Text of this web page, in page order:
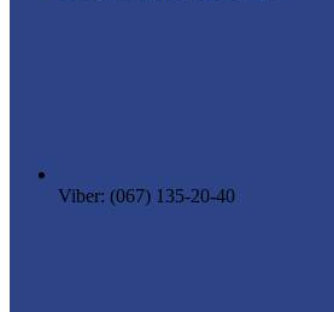
Viber: (067) 135-20-40